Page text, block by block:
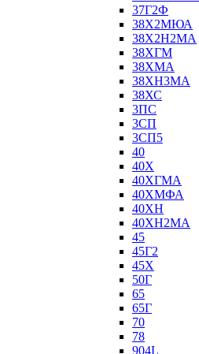
37Г2Ф
38Х2МЮА
38Х2Н2МА
38ХГМ
38ХМА
38ХН3МА
38ХС
3ПС
3СП
3СП5
40
40Х
40ХГМА
40ХМФА
40ХН
40ХН2МА
45
45Г2
45Х
50Г
65
65Г
70
78
904L